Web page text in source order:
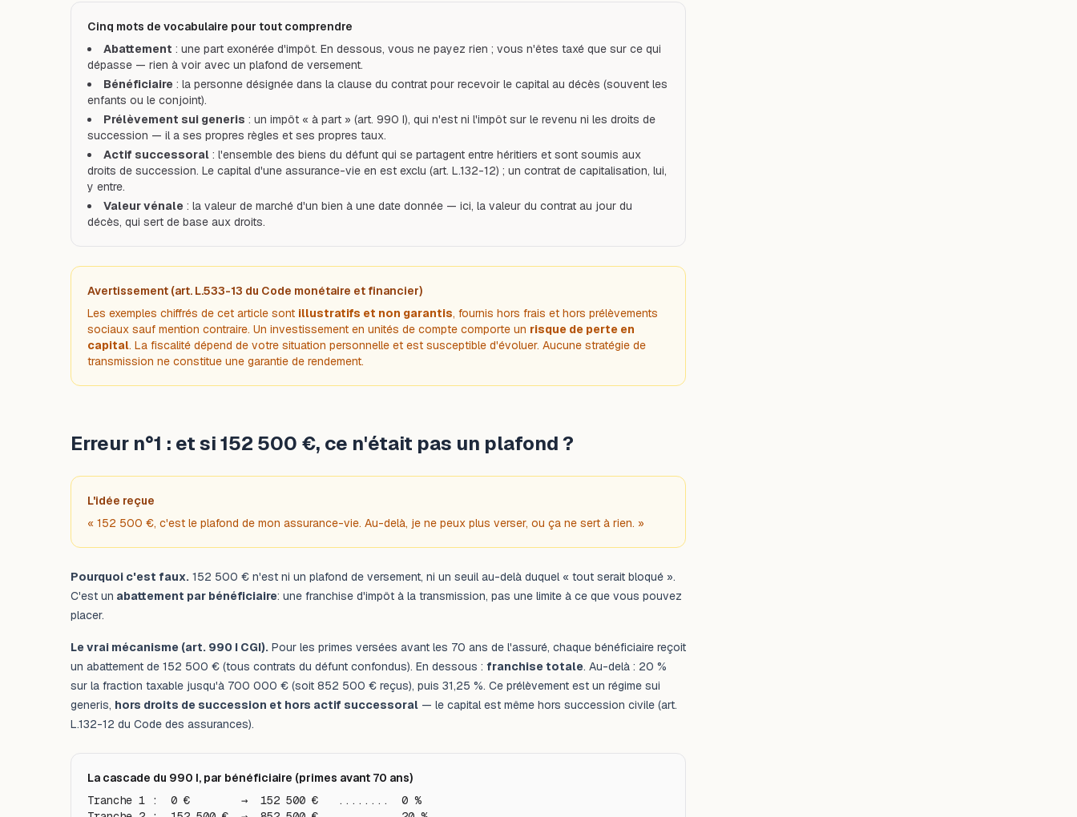
Cinq mots de vocabulaire pour tout comprendre
Abattement : une part exonérée d'impôt. En dessous, vous ne payez rien ; vous n'êtes taxé que sur ce qui
dépasse — rien à voir avec un plafond de versement.
Bénéficiaire : la personne désignée dans la clause du contrat pour recevoir le capital au décès (souvent les
enfants ou le conjoint).
Prélèvement sui generis : un impôt « à part » (art. 990 I), qui n'est ni l'impôt sur le revenu ni les droits de
succession — il a ses propres règles et ses propres taux.
Actif successoral : l'ensemble des biens du défunt qui se partagent entre héritiers et sont soumis aux
droits de succession. Le capital d'une assurance-vie en est exclu (art. L.132-12) ; un contrat de capitalisation, lui,
y entre.
Valeur vénale : la valeur de marché d'un bien à une date donnée — ici, la valeur du contrat au jour du
décès, qui sert de base aux droits.
Avertissement (art. L.533-13 du Code monétaire et financier)
Les exemples chiffrés de cet article sont illustratifs et non garantis, fournis hors frais et hors prélèvements
sociaux sauf mention contraire. Un investissement en unités de compte comporte un risque de perte en
capital. La fiscalité dépend de votre situation personnelle et est susceptible d'évoluer. Aucune stratégie de
transmission ne constitue une garantie de rendement.
Erreur n°1 : et si 152 500 €, ce n'était pas un plafond ?
L'idée reçue
« 152 500 €, c'est le plafond de mon assurance-vie. Au-delà, je ne peux plus verser, ou ça ne sert à rien. »
Pourquoi c'est faux. 152 500 € n'est ni un plafond de versement, ni un seuil au-delà duquel « tout serait bloqué ».
C'est un abattement par bénéficiaire: une franchise d'impôt à la transmission, pas une limite à ce que vous pouvez
placer.
Le vrai mécanisme (art. 990 I CGI). Pour les primes versées avant les 70 ans de l'assuré, chaque bénéficiaire reçoit
un abattement de 152 500 € (tous contrats du défunt confondus). En dessous : franchise totale. Au-delà : 20 %
sur la fraction taxable jusqu'à 700 000 € (soit 852 500 € reçus), puis 31,25 %. Ce prélèvement est un régime sui
generis, hors droits de succession et hors actif successoral — le capital est même hors succession civile (art.
L.132-12 du Code des assurances).
La cascade du 990 I, par bénéficiaire (primes avant 70 ans)
Tranche 1 :  0 €        →  152 500 €   ........  0 %